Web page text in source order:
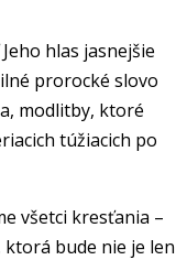
hlas jasnejšie
prorocké slovo
modlitby, ktoré
túžiacich po
všetci kresťania –
bude nie je len